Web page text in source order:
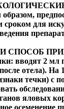
для
СПОСОБ
вводят 2 мл
отела).
яловых
осеменение